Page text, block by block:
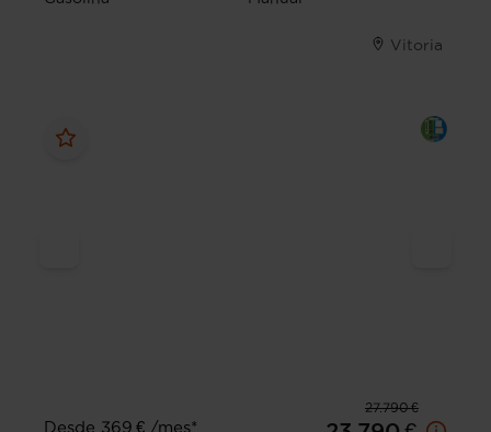
Vitoria
27.790 €
Desde 369 € /mes*